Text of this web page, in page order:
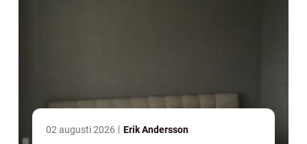
02 augusti 2026 Erik Andersson